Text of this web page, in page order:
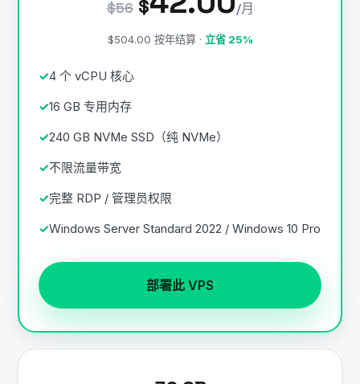
$56 $ /月
$504.00 按年结算 · 立省 25%
4 个 vCPU 核心
16 GB 专用内存
240 GB NVMe SSD（纯 NVMe）
不限流量带宽
完整 RDP / 管理员权限
Windows Server Standard 2022 / Windows 10 Pro
部署此 VPS